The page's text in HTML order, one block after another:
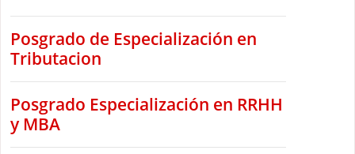
Posgrado de Especialización en
Tributacion
Posgrado Especialización en RRHH
y MBA